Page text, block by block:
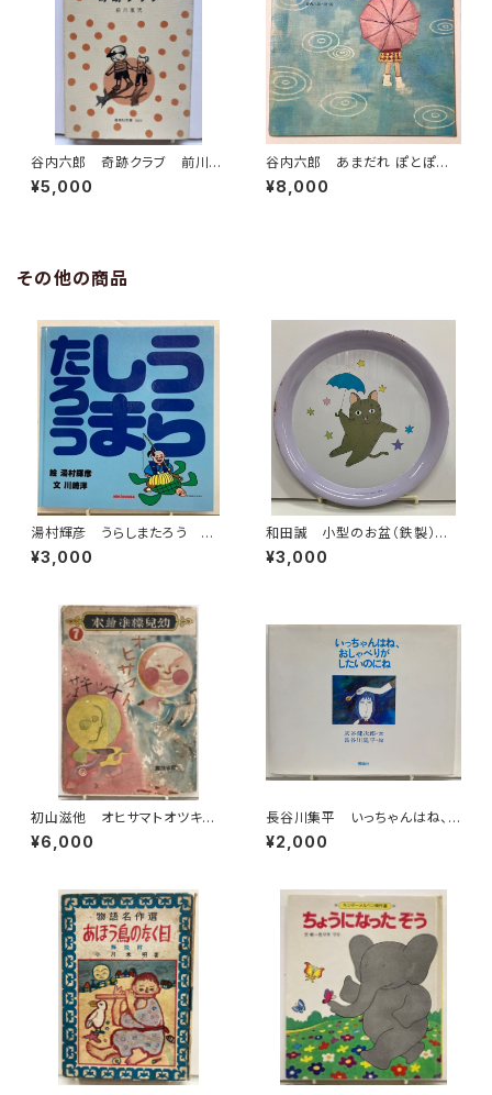
谷内六郎 奇跡クラブ 前川康
男 偕成社文庫 1976年初版
の79年４刷 偕成社
¥5,000
谷内六郎 あまだれ ぽとぽと
（綴込みの「おかあさまへ」あり）
こどものせかい23巻１号 19
¥8,000
その他の商品
湯村輝彦 うらしまたろう 川
崎洋 1989年 初版 ミキハ
ウス
¥3,000
和田誠 小型のお盆（鉄製）直
径20センチ 昭和40年代？
¥3,000
初山滋他 オヒサマトオツキサ
マ 幼児標準繪本７ 昭和15年
初版の16年47刷（1941） 編輯
¥6,000
長谷川集平 いっちゃんはね、
おしゃべりがしたいのにね 灰
谷健次郎 1978年初版の1981
¥2,000